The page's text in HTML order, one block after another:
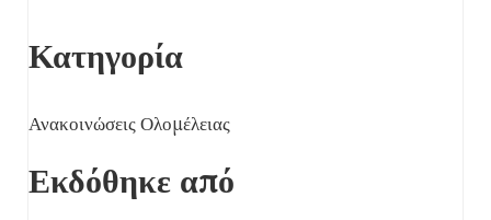
Κατηγορία
Ανακοινώσεις Ολομέλειας
Εκδόθηκε από